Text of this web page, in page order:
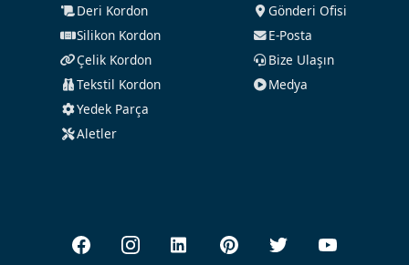
Deri Kordon
Silikon Kordon
Çelik Kordon
Tekstil Kordon
Yedek Parça
Aletler
Gönderi Ofisi
E-Posta
Bize Ulaşın
Medya